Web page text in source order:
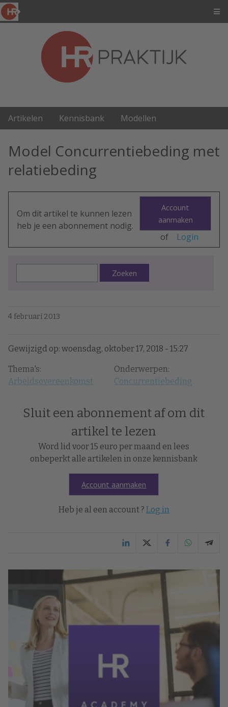
Artikelen Kennisbank Modellen
Model Concurrentiebeding met
relatiebeding
Om dit artikel te kunnen lezen
heb je een abonnement nodig.
Account
aanmaken
of Login
Zoeken
4 februari 2013
Gewijzigd op: woensdag, oktober 17, 2018 - 15:27
Thema's:
Arbeidsovereenkomst
Onderwerpen:
Concurrentiebeding
Sluit een abonnement af om dit
artikel te lezen
Word lid voor 15 euro per maand en lees
onbeperkt alle artikelen in onze kennisbank
Account aanmaken
Heb je al een account ? Log in